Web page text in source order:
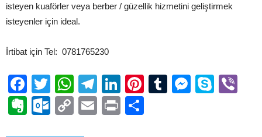
isteyen kuaförler veya berber / güzellik hizmetini geliştirmek
isteyenler için ideal.
İrtibat için Tel: 0781765230
Facebook
TwitterWhatsApp
Telegram
LinkedIn
Pinterest
Tumblr
Evernote
Outlook.com
CopyEmailPrint